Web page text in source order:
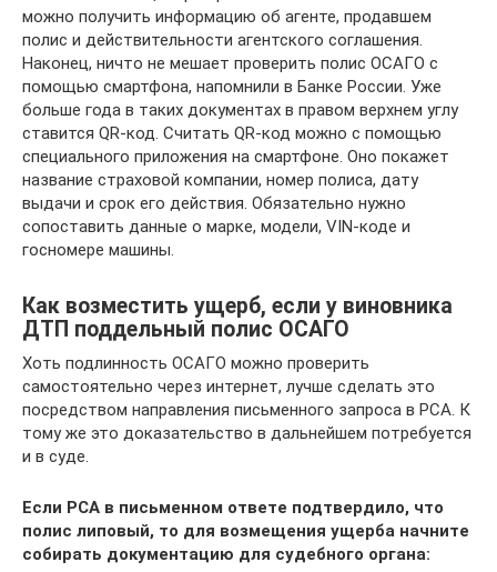
можно получить информацию об агенте, продавшем
полис и действительности агентского соглашения.
Наконец, ничто не мешает проверить полис ОСАГО с
помощью смартфона, напомнили в Банке России. Уже
больше года в таких документах в правом верхнем углу
ставится QR-код. Считать QR-код можно с помощью
специального приложения на смартфоне. Оно покажет
название страховой компании, номер полиса, дату
выдачи и срок его действия. Обязательно нужно
сопоставить данные о марке, модели, VIN-коде и
госномере машины.
Как возместить ущерб, если у виновника
ДТП поддельный полис ОСАГО
Хоть подлинность ОСАГО можно проверить
самостоятельно через интернет, лучше сделать это
посредством направления письменного запроса в РСА. К
тому же это доказательство в дальнейшем потребуется
и в суде.
Если РСА в письменном ответе подтвердило, что
полис липовый, то для возмещения ущерба начните
собирать документацию для судебного органа: